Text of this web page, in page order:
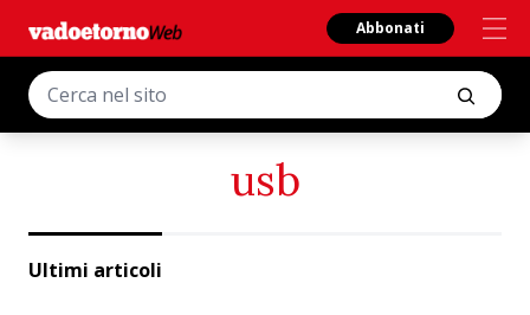
Abbonati
usb
Ultimi articoli